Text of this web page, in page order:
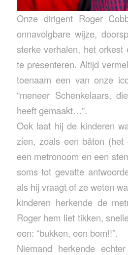
Onze dirigent Roger
onnavolgbare wijze,
sterke verhalen, het orkest
te presenteren. Altijd
toenaam een van onze
“meneer Schenkelaars,
heeft gemaakt…”.
Ook laat hij de kinderen
zien, zoals een bâton (het
een metronoom en een
soms tot gevatte
als hij vraagt of ze weten
kinderen herkende de
Roger hem liet tikken,
een: “bukken, een bom!!”.
Niemand herkende